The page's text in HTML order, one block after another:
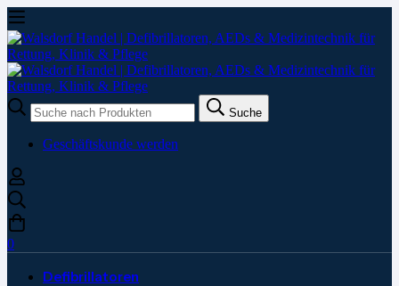
Suche
nach:
Suche
Geschäftskunde werden
0
Defibrillatoren